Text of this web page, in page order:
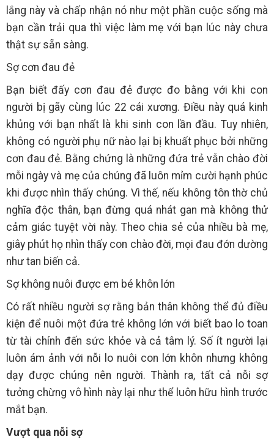
lắng này và chấp nhận nó như một phần cuộc sống mà
bạn cần trải qua thì việc làm mẹ với bạn lúc này chưa
thật sự sẵn sàng.
Sợ cơn đau đẻ
Bạn biết đấy cơn đau đẻ được đo bằng với khi con
người bị gãy cùng lúc 22 cái xương. Điều này quá kinh
khủng với bạn nhất là khi sinh con lần đầu. Tuy nhiên,
không có người phụ nữ nào lại bị khuất phục bởi những
cơn đau đẻ. Bằng chứng là những đứa trẻ vẫn chào đời
mỗi ngày và mẹ của chúng đã luôn mỉm cười hạnh phúc
khi được nhìn thấy chúng. Vì thế, nếu không tôn thờ chủ
nghĩa độc thân, bạn đừng quá nhát gan mà không thử
cảm giác tuyệt vời này. Theo chia sẻ của nhiều bà mẹ,
giây phút họ nhìn thấy con chào đời, mọi đau đớn dường
như tan biến cả.
Sợ không nuôi được em bé khôn lớn
Có rất nhiều người sợ rằng bản thân không thể đủ điều
kiện để nuôi một đứa trẻ không lớn với biết bao lo toan
từ tài chính đến sức khỏe và cả tâm lý. Số ít người lại
luôn ám ảnh với nỗi lo nuôi con lớn khôn nhưng không
dạy được chúng nên người. Thành ra, tất cả nỗi sợ
tưởng chừng vô hình này lại như thể luôn hữu hình trước
mắt bạn.
Vượt qua nỗi sợ